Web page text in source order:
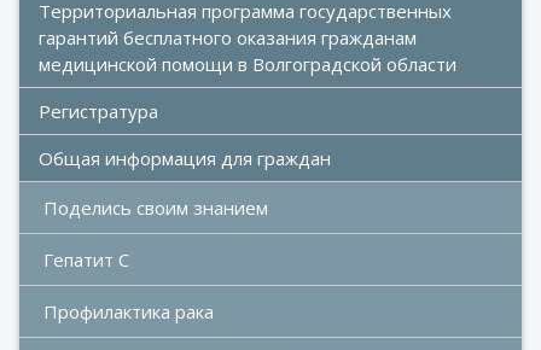
Территориальная программа государственных
гарантий бесплатного оказания гражданам
медицинской помощи в Волгоградской области
Регистратура
Общая информация для граждан
Поделись своим знанием
Гепатит С
Профилактика рака